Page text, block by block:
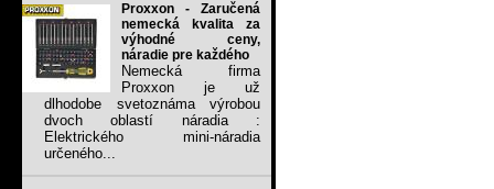
Proxxon - Zaručená
nemecká kvalita za
výhodné ceny,
náradie pre každého
Nemecká firma
Proxxon je už
dlhodobe svetoznáma výrobou
dvoch oblastí náradia :
Elektrického mini-náradia
určeného...